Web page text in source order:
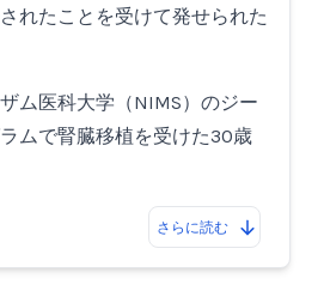
れたことを受けて発せられた
ム医科大学（NIMS）のジー
ムで腎臓移植を受けた30歳
さらに読む